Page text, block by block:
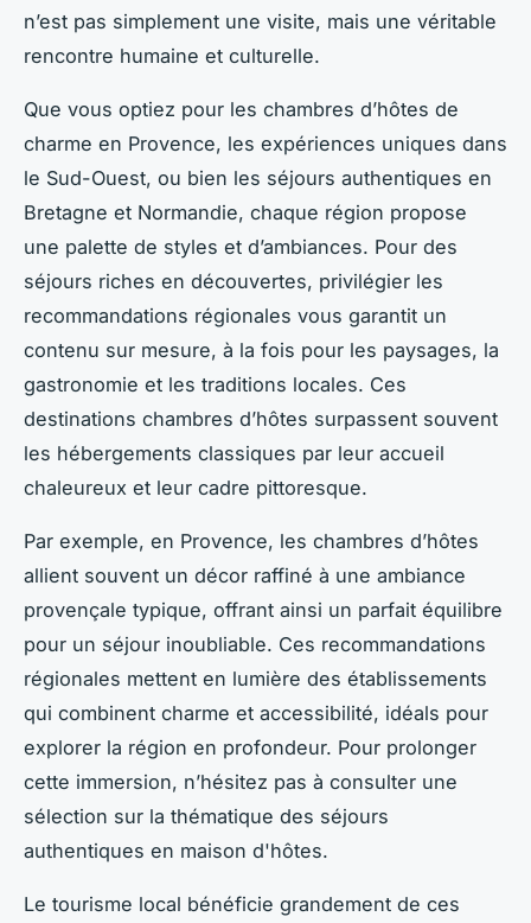
n’est pas simplement une visite, mais une véritable
rencontre humaine et culturelle.
Que vous optiez pour les chambres d’hôtes de
charme en Provence, les expériences uniques dans
le Sud-Ouest, ou bien les séjours authentiques en
Bretagne et Normandie, chaque région propose
une palette de styles et d’ambiances. Pour des
séjours riches en découvertes, privilégier les
recommandations régionales vous garantit un
contenu sur mesure, à la fois pour les paysages, la
gastronomie et les traditions locales. Ces
destinations chambres d’hôtes surpassent souvent
les hébergements classiques par leur accueil
chaleureux et leur cadre pittoresque.
Par exemple, en Provence, les chambres d’hôtes
allient souvent un décor raffiné à une ambiance
provençale typique, offrant ainsi un parfait équilibre
pour un séjour inoubliable. Ces recommandations
régionales mettent en lumière des établissements
qui combinent charme et accessibilité, idéals pour
explorer la région en profondeur. Pour prolonger
cette immersion, n’hésitez pas à consulter une
sélection sur la thématique des séjours
authentiques en maison d'hôtes.
Le tourisme local bénéficie grandement de ces